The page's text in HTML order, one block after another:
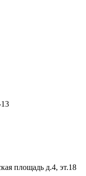
площадь д.4, эт.18